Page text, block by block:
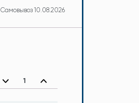
Самовывоз10.08.2026